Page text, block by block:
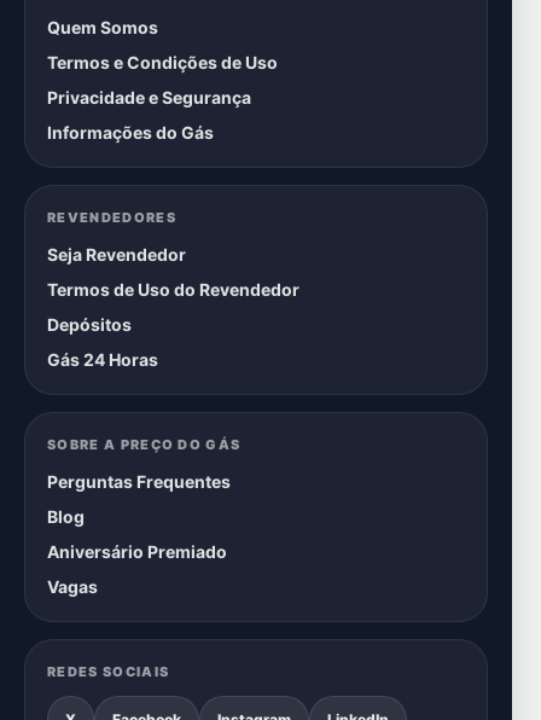
Quem Somos
Termos e Condições de Uso
Privacidade e Segurança
Informações do Gás
REVENDEDORES
Seja Revendedor
Termos de Uso do Revendedor
Depósitos
Gás 24 Horas
SOBRE A PREÇO DO GÁS
Perguntas Frequentes
Blog
Aniversário Premiado
Vagas
REDES SOCIAIS